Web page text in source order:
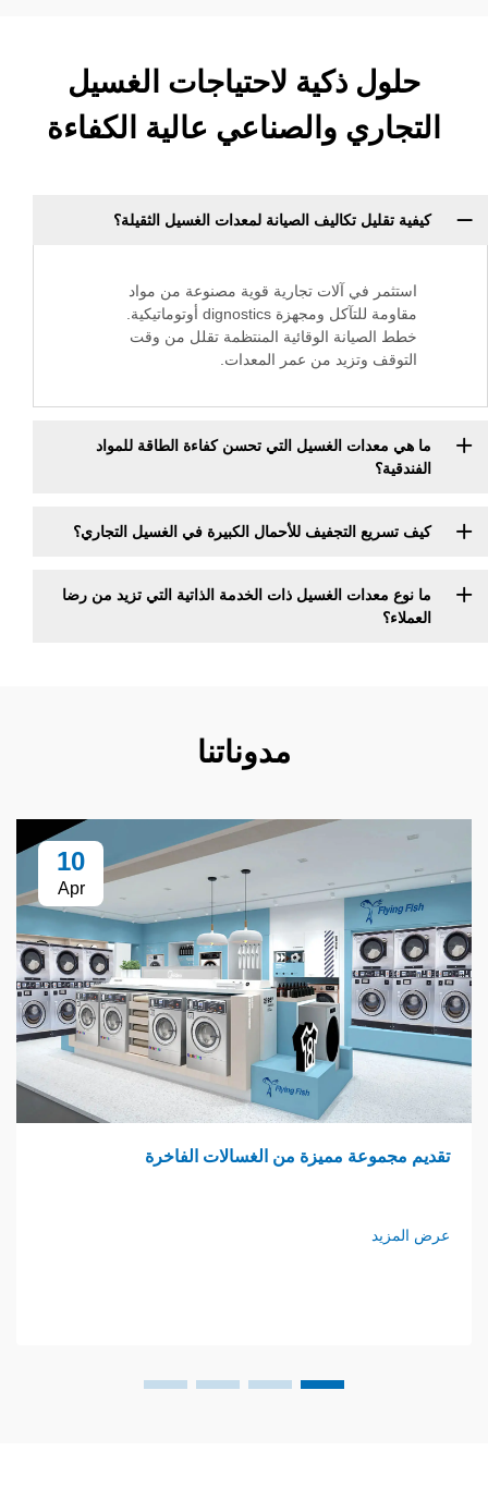
ذكية لاحتياجات الغسيل
والصناعي عالية الكفاءة
تكاليف الصيانة لمعدات الغسيل الثقيلة؟
في آلات تجارية قوية مصنوعة من مواد
مقاومة للتآكل ومجهزة dignostics أوتوماتيكية.
الوقائية المنتظمة تقلل من وقت
وتزيد من عمر المعدات.
الغسيل التي تحسن كفاءة الطاقة للمواد
التجفيف للأحمال الكبيرة في الغسيل التجاري؟
الغسيل ذات الخدمة الذاتية التي تزيد من رضا
10
Apr
مميزة من الغسالات الفاخرة